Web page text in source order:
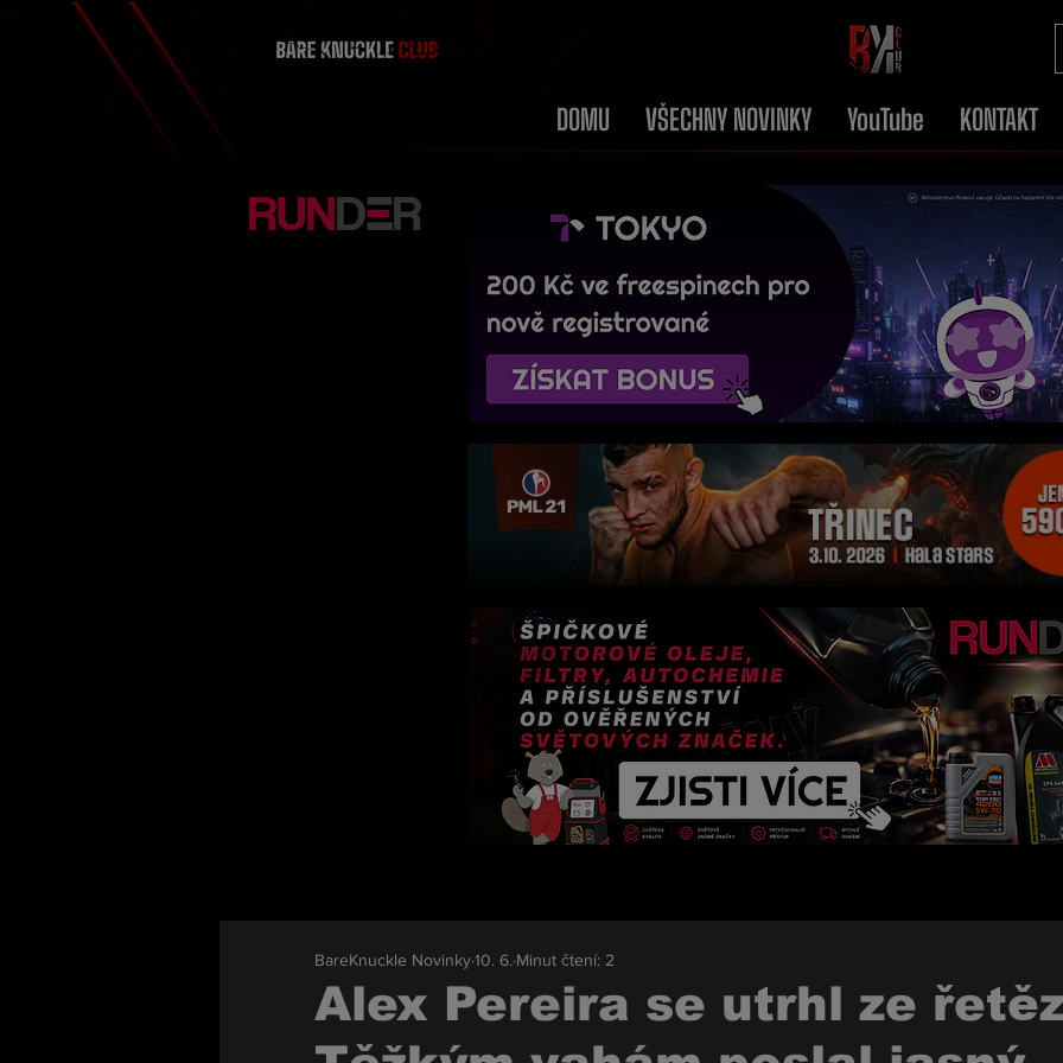
DOMU VŠECHNY NOVINKY YouTube KONTAKT
Alex Pereira se utrhl ze
BareKnuckle Novinky10. 6. Minut čtení: 2